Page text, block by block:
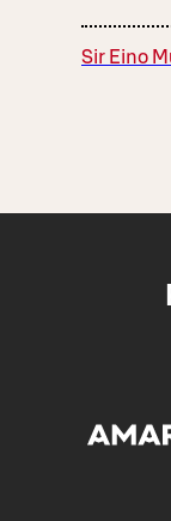
Sir Eino